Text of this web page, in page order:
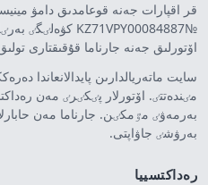
قر اقپارات جەنە قوعامدىق دامۋ
№KZ71VPY00084887 كۋەلٸگٸ بەرٸلگەن.
اۆتورلىق جەنە جارناما قۇقىقتارى
سايت ماتەريالدارىن پايدالانعاندا
مٸندەتتٸ. اۆتورلار پٸكٸرٸ مەن
بەرمەۋٸ مٷمكٸن. جارناما مەن
بەرۋشٸ جاۋاپتى.
رەداكتسييا